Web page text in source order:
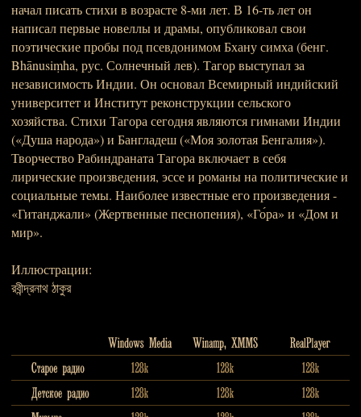
начал писать стихи в возрасте 8-ми лет. В 16-ть лет он
написал первые новеллы и драмы, опубликовал свои
поэтические пробы под псевдонимом Бхану симха (бенг.
Bhānusiṃha, рус. Солнечный лев). Тагор выступал за
независимость Индии. Он основал Всемирный индийский
университет и Институт реконструкции сельского
хозяйства. Стихи Тагора сегодня являются гимнами Индии
(«Душа народа») и Бангладеш («Моя золотая Бенгалия»).
Творчество Рабиндраната Тагора включает в себя
лирические произведения, эссе и романы на политические и
социальные темы. Наиболее известные его произведения -
«Гитанджали» (Жертвенные песнопения), «Го́ра» и «Дом и
мир».
Иллюстрации:
রবীন্দ্রনাথ ঠাকুর